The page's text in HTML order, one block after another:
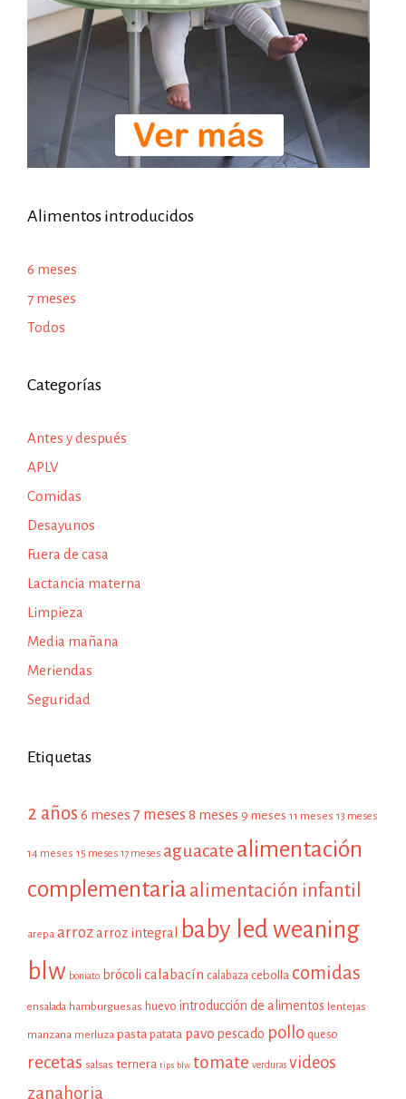
Alimentos introducidos
6 meses
7 meses
Todos
Categorías
Antes y después
APLV
Comidas
Desayunos
Fuera de casa
Lactancia materna
Limpieza
Media mañana
Meriendas
Seguridad
Etiquetas
2 años 6 meses 7 meses 8 meses 9 meses 11 meses 13 meses
14 meses 15 meses 17 meses aguacate alimentación
complementaria alimentación infantil
arepa arroz arroz integral
baby led weaning
blw boniato brócoli calabacín calabaza cebolla comidas
ensalada hamburguesas huevo introducción de alimentos lentejas
manzana merluza pasta patata pavo pescado pollo queso
recetas salsas ternera tips blw tomate verduras videos
zanahoria